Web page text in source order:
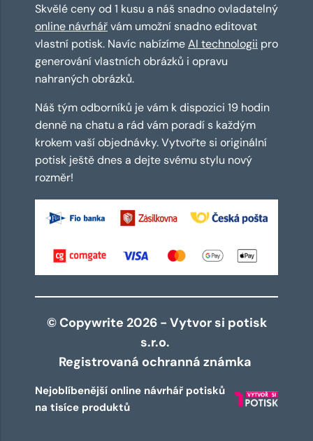
Skvělé ceny od 1 kusu a náš snadno ovladatelný
online návrhářvám umožní snadno editovat
vlastní potisk. Navíc nabízímeAI technologii pro
generování vlastních obrázků i opravu
nahraných obrázků.
Náš tým odborníků je vám k dispozici 19 hodin
denně na chatu a rád vám poradí s každým
krokem vaší objednávky. Vytvořte si originální
potisk ještě dnes a dejte svému stylu nový
rozměr!
© Copywrite 2026 - Vytvor si potisk
s.r.o.
Registrovaná ochranná známka
Nejoblíbenější online návrhář potisků
na tisíce produktů